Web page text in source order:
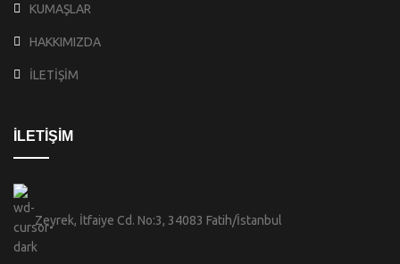
KUMAŞLAR
HAKKIMIZDA
İLETİŞİM
İLETİŞİM
Zeyrek, İtfaiye Cd. No:3, 34083 Fatih/İstanbul